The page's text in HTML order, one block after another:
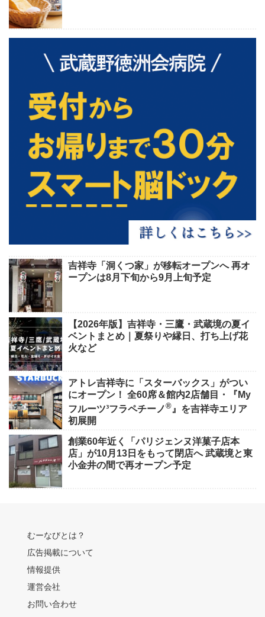
吉祥寺「洞くつ家」が移転オープンへ 再オ
ープンは8月下旬から9月上旬予定
【2026年版】吉祥寺・三鷹・武蔵境の夏イ
ベントまとめ｜夏祭りや縁日、打ち上げ花
火など
アトレ吉祥寺に「スターバックス」がつい
にオープン！ 全60席＆館内2店舗目・『My
フルーツ³フラペチーノ® 』を吉祥寺エリア
初展開
創業60年近く「パリジェンヌ洋菓子店本
店」が10月13日をもって閉店へ 武蔵境と東
小金井の間で再オープン予定
むーなびとは？
広告掲載について
情報提供
運営会社
お問い合わせ